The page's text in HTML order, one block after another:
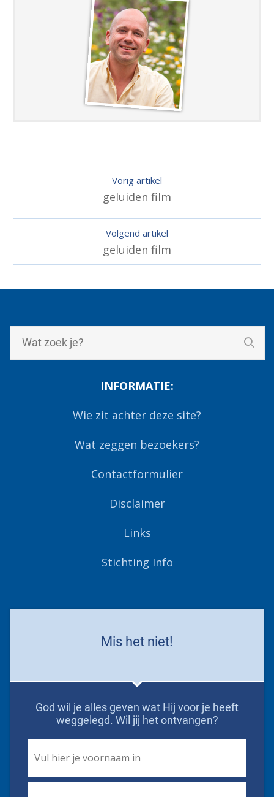
Vorig artikel
geluiden film
Volgend artikel
geluiden film
INFORMATIE:
Wie zit achter deze site?
Wat zeggen bezoekers?
Contactformulier
Disclaimer
Links
Stichting Info
Mis het niet!
God wil je alles geven wat Hij voor je heeft
weggelegd. Wil jij het ontvangen?
Name *